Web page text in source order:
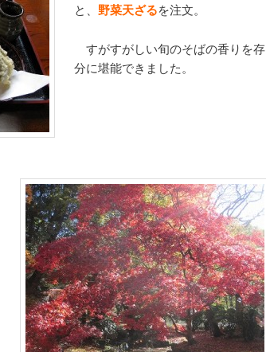
と、野菜天ざるを注文。
すがすがしい旬のそばの香りを存
分に堪能できました。